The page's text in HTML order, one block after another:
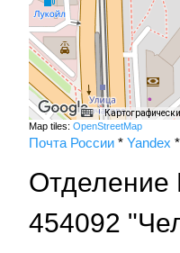
Map tiles: OpenStreetMap
Почта России * Yandex *
Отделение
454092